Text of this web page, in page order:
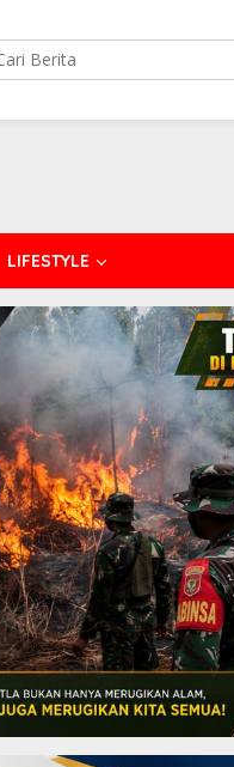
LIFESTYLE